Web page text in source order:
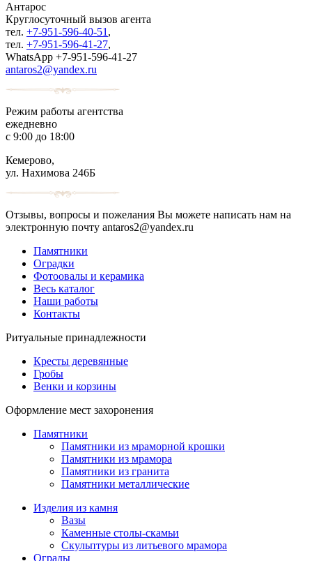
Антарос
Круглосуточный вызов агента
тел. +7-951-596-40-51 ,
тел. +7-951-596-41-27,
WhatsApp +7-951-596-41-27
antaros2@yandex.ru
Режим работы агентства
ежедневно
с 9:00 до 18:00
Кемерово,
ул. Нахимова 246Б
Отзывы, вопросы и пожелания Вы можете написать нам на
электронную почту antaros2@yandex.ru
Памятники
Оградки
Фотоовалы и керамика
Весь каталог
Наши работы
Контакты
Ритуальные принадлежности
Кресты деревянные
Гробы
Венки и корзины
Оформление мест захоронения
Памятники
Памятники из мраморной крошки
Памятники из мрамора
Памятники из гранита
Памятники металлические
Изделия из камня
Вазы
Каменные столы-скамьи
Скульптуры из литьевого мрамора
Ограды